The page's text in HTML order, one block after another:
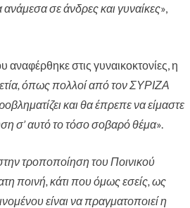
σε άνδρες και γυναίκες»,
στις γυναικοκτονίες, η
όπως πολλοί από τον ΣΥΡΙΖΑ
και θα έπρεπε να είμαστε
σ’ αυτό το τόσο σοβαρό θέμα».
τροποποίηση του Ποινικού
ποινή, κάτι που όμως εσείς, ως
είναι να πραγματοποιεί η